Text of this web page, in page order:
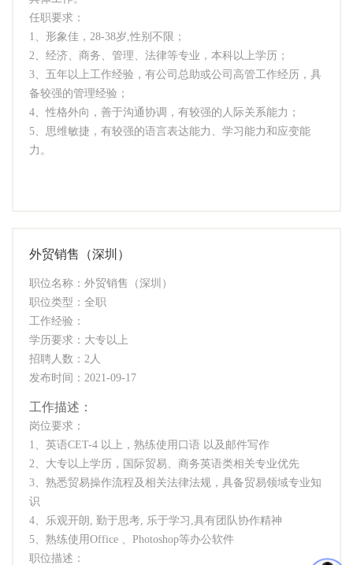
任职要求：
1、形象佳，28-38岁,性别不限；
2、经济、商务、管理、法律等专业，本科以上学历；
3、五年以上工作经验，有公司总助或公司高管工作经历，具
备较强的管理经验；
4、性格外向，善于沟通协调，有较强的人际关系能力；
5、思维敏捷，有较强的语言表达能力、学习能力和应变能
力。
外贸销售（深圳）
职位名称：外贸销售（深圳）
职位类型：全职
工作经验：
学历要求：大专以上
招聘人数：2人
发布时间：2021-09-17
工作描述：
岗位要求：
1、英语CET-4 以上，熟练使用口语 以及邮件写作
2、大专以上学历，国际贸易、商务英语类相关专业优先
3、熟悉贸易操作流程及相关法律法规，具备贸易领域专业知
识
4、乐观开朗, 勤于思考, 乐于学习,具有团队协作精神
5、熟练使用Office 、Photoshop等办公软件
职位描述：